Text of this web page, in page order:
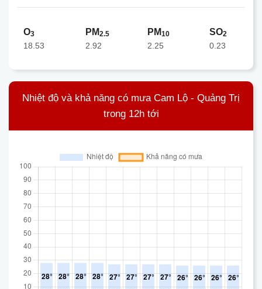
O3
18.53
PM2.5
2.92
PM10
2.25
SO2
0.23
Nhiệt độ và khả năng có mưa Cam Lộ - Quảng Trị
trong 12h tới